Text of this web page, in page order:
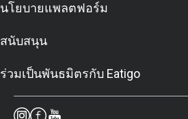
นโยบายแพลตฟอร์ม
สนับสนุน
ร่วมเป็นพันธมิตรกับ Eatigo